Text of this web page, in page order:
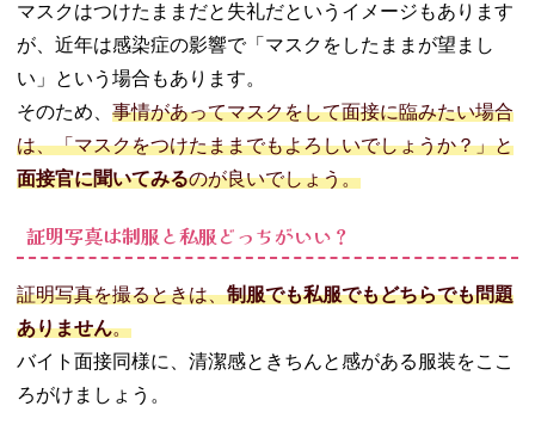
マスクはつけたままだと失礼だというイメージもあります
が、近年は感染症の影響で「マスクをしたままが望まし
い」という場合もあります。
そのため、 事情があってマスクをして面接に臨みたい場合
は、「マスクをつけたままでもよろしいでしょうか？」と
面接官に聞いてみるのが良いでしょう。
証明写真は制服と私服どっちがいい？
証明写真を撮るときは、制服でも私服でもどちらでも問題
ありません。
バイト面接同様に、清潔感ときちんと感がある服装をここ
ろがけましょう。